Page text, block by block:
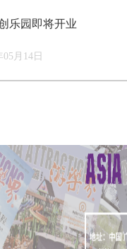
乐园即将开业
05月14日